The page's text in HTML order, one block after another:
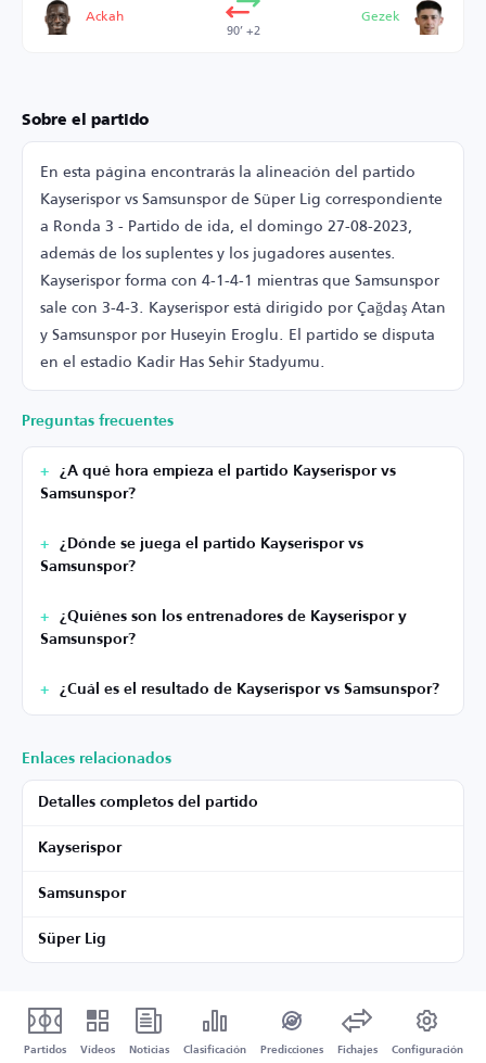
Ackah
90’ +2
Gezek
Sobre el partido
En esta página encontrarás la alineación del partido
Kayserispor vs Samsunspor de Süper Lig correspondiente
a Ronda 3 - Partido de ida, el domingo 27-08-2023,
además de los suplentes y los jugadores ausentes.
Kayserispor forma con 4-1-4-1 mientras que Samsunspor
sale con 3-4-3. Kayserispor está dirigido por Çağdaş Atan
y Samsunspor por Huseyin Eroglu. El partido se disputa
en el estadio Kadir Has Sehir Stadyumu.
Preguntas frecuentes
¿A qué hora empieza el partido Kayserispor vs
Samsunspor?
¿Dónde se juega el partido Kayserispor vs
Samsunspor?
¿Quiénes son los entrenadores de Kayserispor y
Samsunspor?
¿Cuál es el resultado de Kayserispor vs Samsunspor?
Enlaces relacionados
Detalles completos del partido
Kayserispor
Samsunspor
Süper Lig
Partidos Vídeos Noticias Clasificación Predicciones Fichajes Configuración